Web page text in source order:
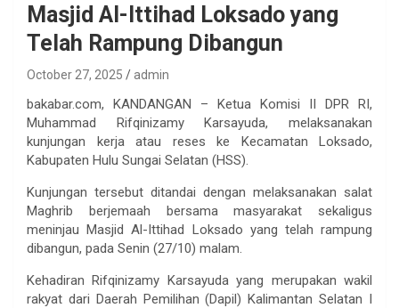
Masjid Al-Ittihad Loksado yang
Telah Rampung Dibangun
October 27, 2025 admin
bakabar.com, KANDANGAN – Ketua Komisi II DPR RI,
Muhammad Rifqinizamy Karsayuda, melaksanakan
kunjungan kerja atau reses ke Kecamatan Loksado,
Kabupaten Hulu Sungai Selatan (HSS).
Kunjungan tersebut ditandai dengan melaksanakan salat
Maghrib berjemaah bersama masyarakat sekaligus
meninjau Masjid Al-Ittihad Loksado yang telah rampung
dibangun, pada Senin (27/10) malam.
Kehadiran Rifqinizamy Karsayuda yang merupakan wakil
rakyat dari Daerah Pemilihan (Dapil) Kalimantan Selatan I